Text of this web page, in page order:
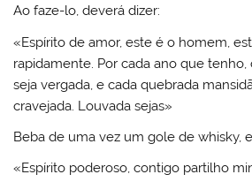
Ao faze-lo, deverá dizer:
«Espírito de amor, este é o homem,
rapidamente. Por cada ano que
seja vergada, e cada quebrada
cravejada. Louvada sejas»
Beba de uma vez um gole de whisky,
«Espírito poderoso, contigo partilho